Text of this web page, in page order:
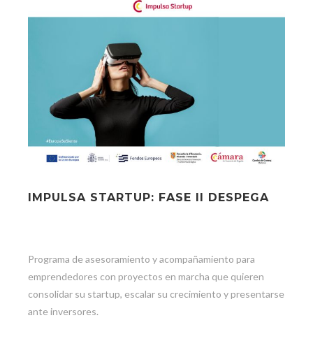
IMPULSA STARTUP: FASE II DESPEGA
Programa de asesoramiento y acompañamiento para
emprendedores con proyectos en marcha que quieren
consolidar su startup, escalar su crecimiento y presentarse
ante inversores.